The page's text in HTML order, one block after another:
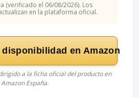
(verificado el 06/08/2026). Los
en la plataforma oficial.
en Amazon
a la ficha oficial del producto en
Amazon España.